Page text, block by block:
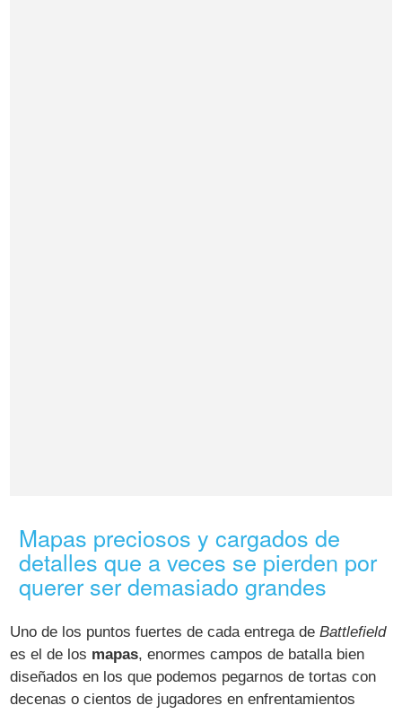
Mapas preciosos y cargados de
detalles que a veces se pierden por
querer ser demasiado grandes
Uno de los puntos fuertes de cada entrega deBattlefield
es el de los mapas, enormes campos de batalla bien
diseñados en los que podemos pegarnos de tortas con
decenas o cientos de jugadores en enfrentamientos